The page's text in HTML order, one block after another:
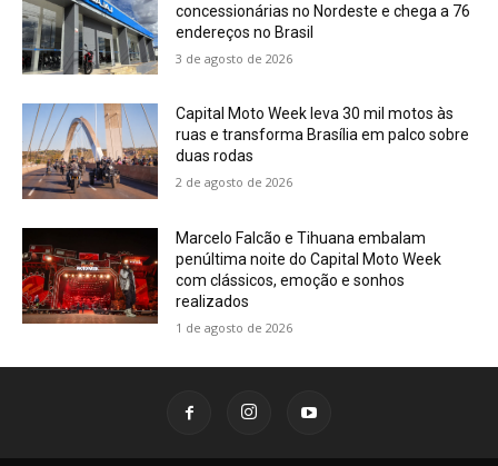
concessionárias no Nordeste e chega a 76
endereços no Brasil
3 de agosto de 2026
Capital Moto Week leva 30 mil motos às
ruas e transforma Brasília em palco sobre
duas rodas
2 de agosto de 2026
Marcelo Falcão e Tihuana embalam
penúltima noite do Capital Moto Week
com clássicos, emoção e sonhos
realizados
1 de agosto de 2026